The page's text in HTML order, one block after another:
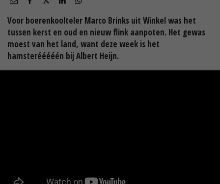
Voor boerenkoolteler Marco Brinks uit Winkel was het
tussen kerst en oud en nieuw flink aanpoten. Het gewas
moest van het land, want deze week is het
hamsterééééén bij Albert Heijn.